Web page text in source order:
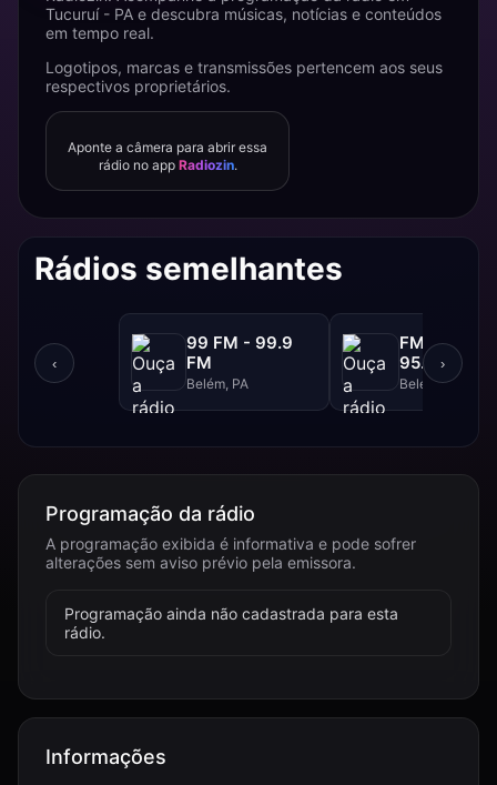
Tucuruí - PA e descubra músicas, notícias e conteúdos
em tempo real.
Logotipos, marcas e transmissões pertencem aos seus
respectivos proprietários.
Aponte a câmera para abrir essa
rádio no app Radiozin.
Rádios semelhantes
‹
99 FM - 99.9
FM
Belém, PA
FM
95.9 FM
Belém, PA
›
Programação da rádio
A programação exibida é informativa e pode sofrer
alterações sem aviso prévio pela emissora.
Programação ainda não cadastrada para esta
rádio.
Informações